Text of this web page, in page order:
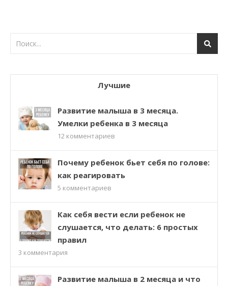
Лучшие
Развитие малыша в 3 месяца.
Умелки ребенка в 3 месяца
12 комментариев
Почему ребенок бьет себя по голове:
как реагировать
5 комментариев
Как себя вести если ребенок не
слушается, что делать: 6 простых
правил
3 комментария
Развитие малыша в 2 месяца и что